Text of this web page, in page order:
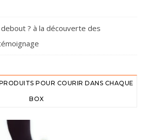
? à la découverte des
POUR COURIR DANS CHAQUE
BOX